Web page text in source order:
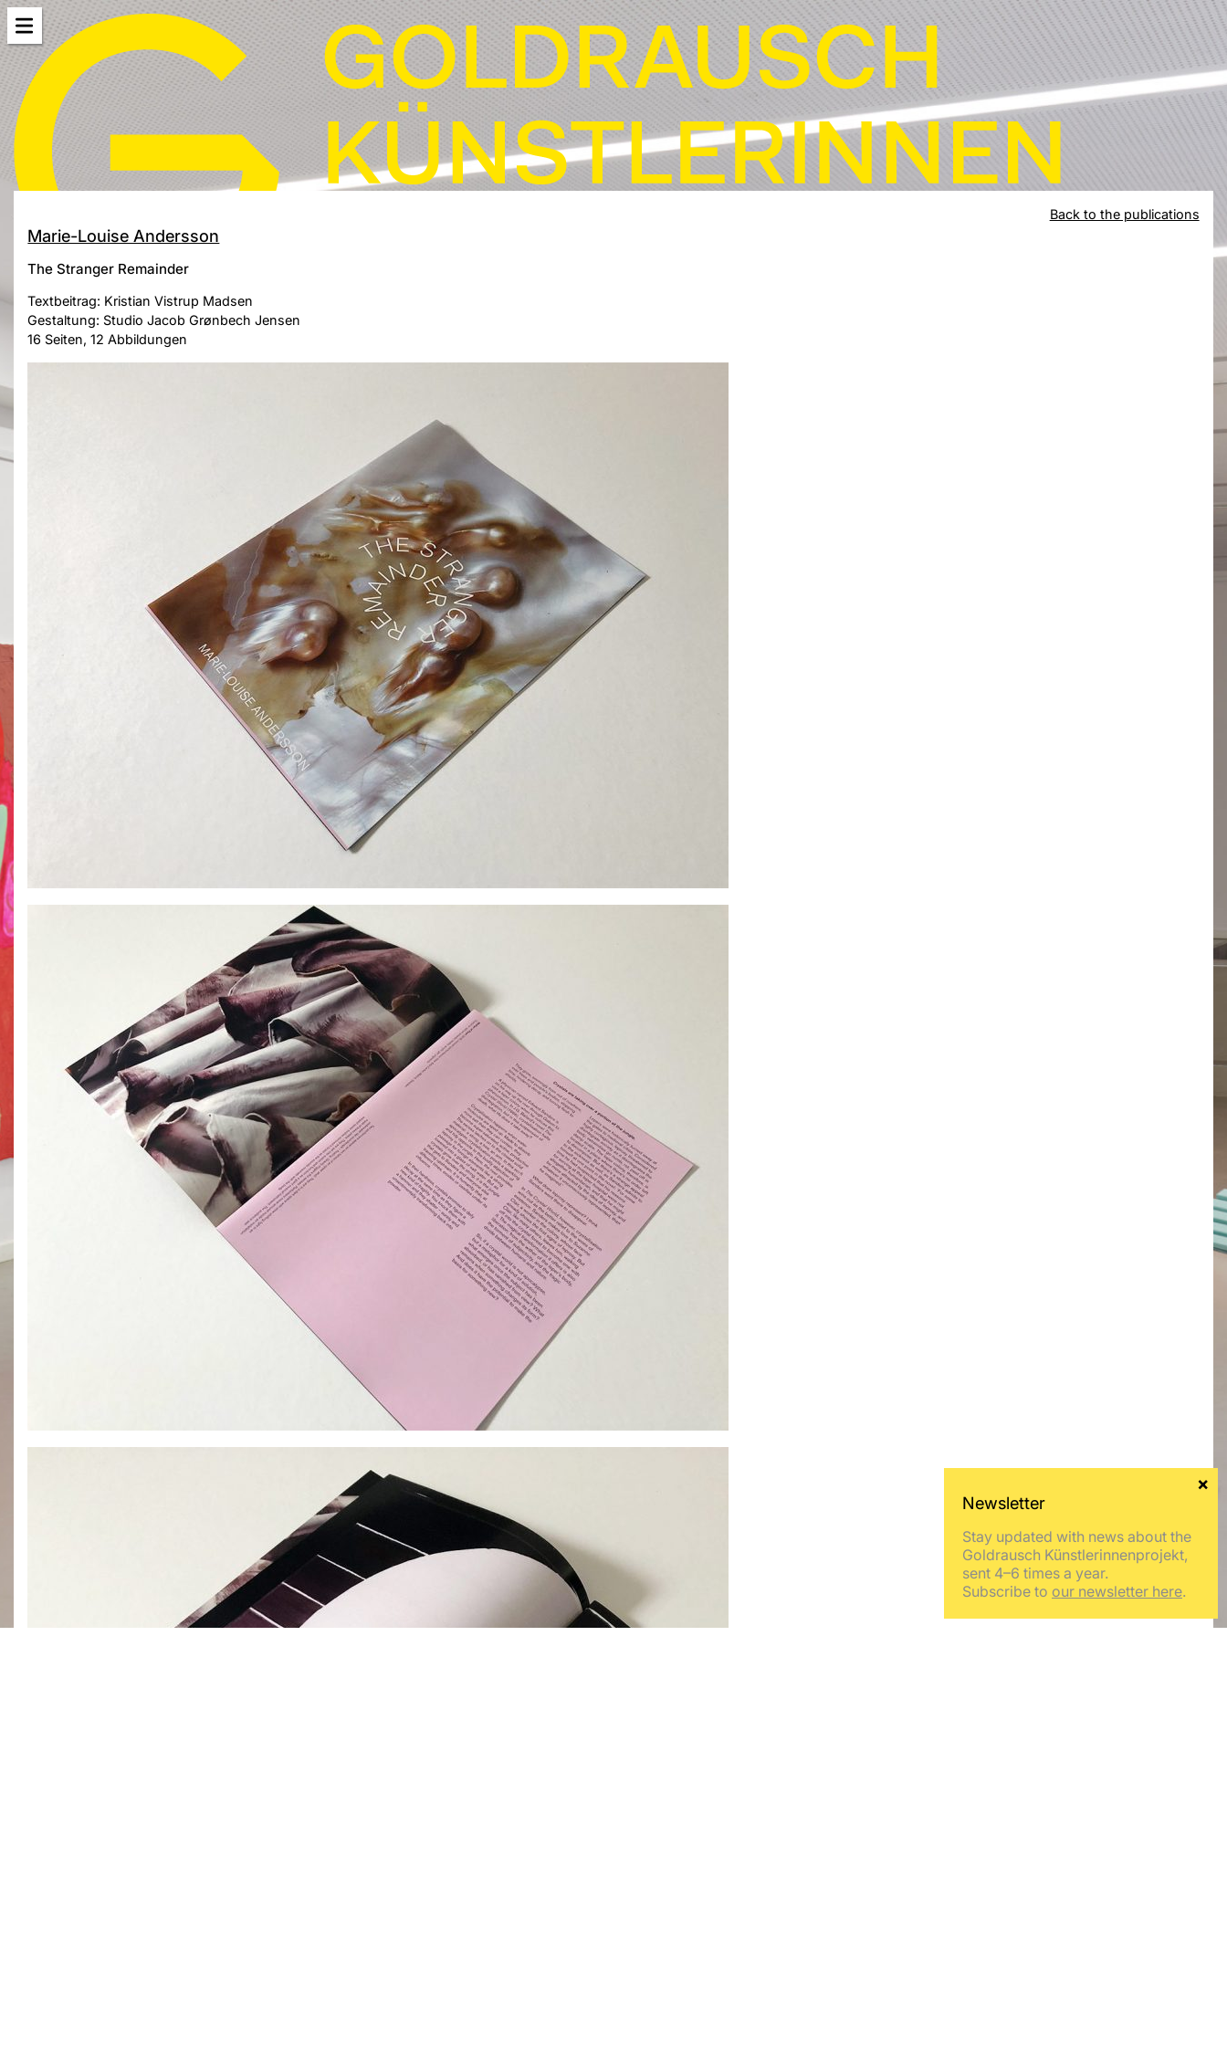
Back to the publications
Marie-Louise Andersson
The Stranger Remainder
Textbeitrag: Kristian Vistrup Madsen
Gestaltung: Studio Jacob Grønbech Jensen
16 Seiten, 12 Abbildungen
Stay updated with news about the
Goldrausch Künstlerinnenprojekt,
sent 4–6 times a year.
Subscribe to our newsletter here.